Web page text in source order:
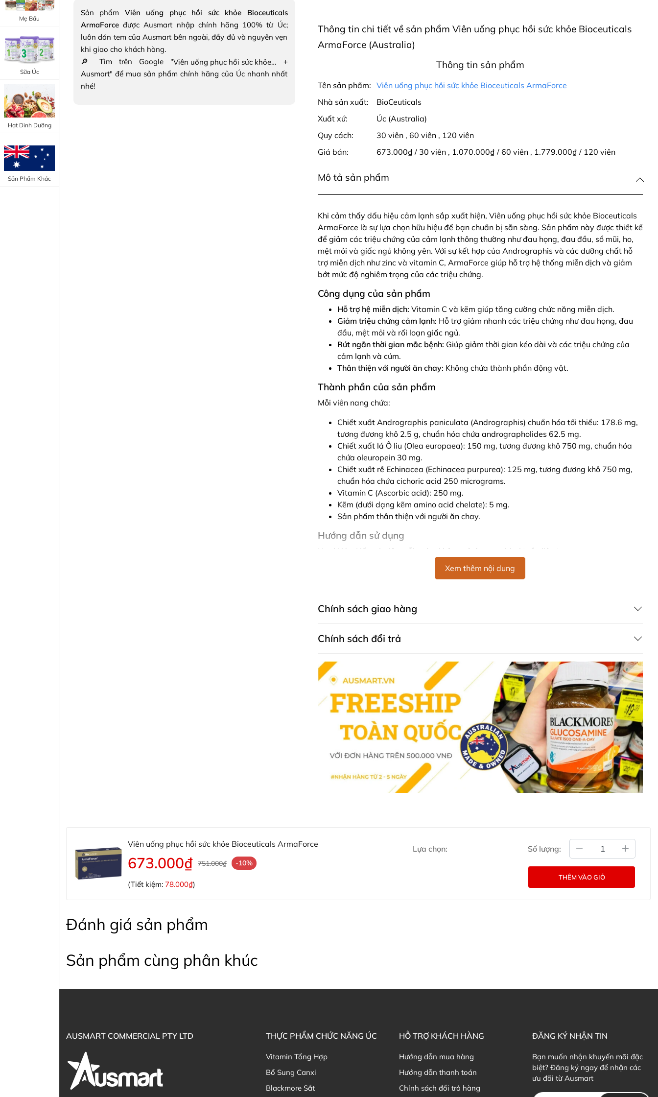
Bổ Khớp - Xương
Bổ Não - Tim Mạch
Canxi - Vitamin D
Trang Điểm Mắt
Trang Điểm Môi
Tẩy Trang - Toner
Dụng Cụ Trang Điểm
Mẹ Bầu
Sữa Úc
Hạt Dinh Dưỡng
Sản Phẩm Khác
Sản phẩm Viên uống phục hồi sức khỏe Bioceuticals
ArmaForce được Ausmart nhập chính hãng 100% từ Úc;
luôn dán tem của Ausmart bên ngoài, đầy đủ và nguyên vẹn
khi giao cho khách hàng.
🔎 Tìm trên Google "
Viên uống phục hồi sức khỏe Bioceuticals ArmaForce +
Ausmart" để mua sản phẩm chính hãng của Úc nhanh nhất
nhé!
Thông tin chi tiết về sản phẩm Viên uống phục hồi sức khỏe Bioceuticals
ArmaForce (Australia)
Thông tin sản phẩm
Tên sản phẩm: Viên uống phục hồi sức khỏe Bioceuticals ArmaForce
Nhà sản xuất:
BioCeuticals
Xuất xứ:
Úc (Australia)
Quy cách:
30 viên, 60 viên, 120 viên
Giá bán:
673.000₫ / 30 viên , 1.070.000₫ / 60 viên , 1.779.000₫ / 120 viên
Mô tả sản phẩm
Khi cảm thấy dấu hiệu cảm lạnh sắp xuất hiện, Viên uống phục hồi sức khỏe Bioceuticals
ArmaForce là sự lựa chọn hữu hiệu để bạn chuẩn bị sẵn sàng. Sản phẩm này được thiết kế
để giảm các triệu chứng của cảm lạnh thông thường như đau họng, đau đầu, sổ mũi, ho,
mệt mỏi và giấc ngủ không yên. Với sự kết hợp của Andrographis và các dưỡng chất hỗ
trợ miễn dịch như zinc và vitamin C, ArmaForce giúp hỗ trợ hệ thống miễn dịch và giảm
bớt mức độ nghiêm trọng của các triệu chứng.
Công dụng của sản phẩm
Hỗ trợ hệ miễn dịch: Vitamin C và kẽm giúp tăng cường chức năng miễn dịch.
Giảm triệu chứng cảm lạnh: Hỗ trợ giảm nhanh các triệu chứng như đau họng, đau
đầu, mệt mỏi và rối loạn giấc ngủ.
Rút ngắn thời gian mắc bệnh: Giúp giảm thời gian kéo dài và các triệu chứng của
cảm lạnh và cúm.
Thân thiện với người ăn chay: Không chứa thành phần động vật.
Thành phần của sản phẩm
Mỗi viên nang chứa:
Chiết xuất Andrographis paniculata (Andrographis) chuẩn hóa tối thiểu: 178.6 mg,
tương đương khô 2.5 g, chuẩn hóa chứa andrographolides 62.5 mg.
Chiết xuất lá Ô liu (Olea europaea): 150 mg, tương đương khô 750 mg, chuẩn hóa
chứa oleuropein 30 mg.
Chiết xuất rễ Echinacea (Echinacea purpurea): 125 mg, tương đương khô 750 mg,
chuẩn hóa chứa cichoric acid 250 micrograms.
Vitamin C (Ascorbic acid): 250 mg.
Kẽm (dưới dạng kẽm amino acid chelate): 5 mg.
Sản phẩm thân thiện với người ăn chay.
Hướng dẫn sử dụng
Người lớn: Uống 1 viên mỗi ngày, không sử dụng quá hai tuần liên tục.
Cảnh báo:
Luôn đọc kỹ nhãn và tuân thủ hướng dẫn sử dụng. Không sử dụng sản
phẩm này khi mang thai hoặc cho con bú mà không có sự chỉ định của bác sĩ. Nếu
Viên uống phục hồi sức khỏe Bioceuticals ArmaForce là giải pháp lý tưởng để bạn nhanh
đoạn.
Thông tin Sản phẩm chi tiết bằng Tiếng Anh (Nguồn: Chemist
Warehouse Australia)
Mua Viên uống phục hồi sức khỏe Bioceuticals ArmaForce ở đâu?
Khách hàng có thể đặt mua Viên uống phục hồi sức khỏe Bioceuticals ArmaForce trực tiếp
trên website hoặc liên hệ với các kênh tư vấn hỗ trợ khách hàng của Ausmart tại:
Đã duyệt nội dung
Xem thêm nội dung
Chính sách giao hàng
Chính sách đổi trả
Viên uống phục hồi sức khỏe Bioceuticals ArmaForce
673.000₫ 751.000₫ -10%
(Tiết kiệm: 78.000₫)
Lựa chọn: Số lượng:
THÊM VÀO GIỎ
Đánh giá sản phẩm
Sản phẩm cùng phân khúc
AUSMART COMMERCIAL PTY LTD THỰC PHẨM CHỨC NĂNG ÚC
Vitamin Tổng Hợp
Bổ Sung Canxi
Blackmore Sắt
HỖ TRỢ KHÁCH HÀNG
Hướng dẫn mua hàng
Hướng dẫn thanh toán
Chính sách đổi trả hàng
ĐĂNG KÝ NHẬN TIN
Bạn muốn nhận khuyến mãi đặc
biệt? Đăng ký ngay để nhận các
ưu đãi từ Ausmart